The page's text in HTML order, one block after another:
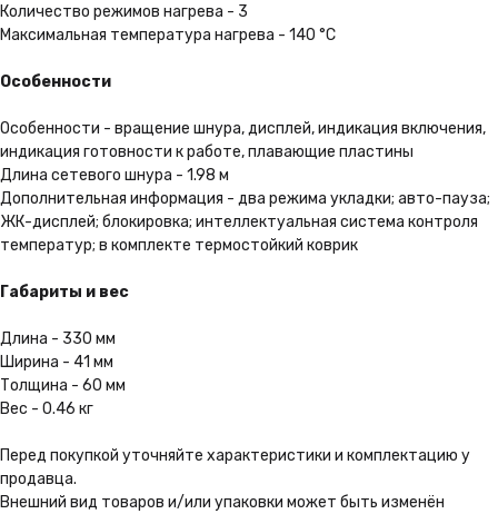
Количество режимов нагрева - 3
Максимальная температура нагрева - 140 °C
Особенности
Особенности - вращение шнура, дисплей, индикация включения,
индикация готовности к работе, плавающие пластины
Длина сетевого шнура - 1.98 м
Дополнительная информация - два режима укладки; авто-пауза;
ЖК-дисплей; блокировка; интеллектуальная система контроля
температур; в комплекте термостойкий коврик
Габариты и вес
Длина - 330 мм
Ширина - 41 мм
Толщина - 60 мм
Вес - 0.46 кг
Перед покупкой уточняйте характеристики и комплектацию у
продавца.
Внешний вид товаров и/или упаковки может быть изменён
Удобная доставка
Не нужно ходить в банк.
Вы можете оформить
её за пару кликов на сайте
Подробнее
Мы можем доставить Ваш
Подробнее
Подробнее